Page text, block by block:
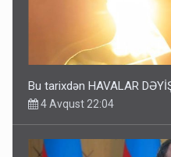
Bu tarixdən HAVALAR
4 Avqust 22:04